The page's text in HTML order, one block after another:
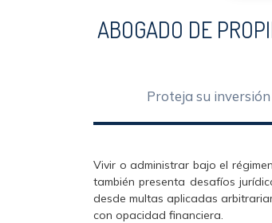
ABOGADO DE
Proteja su
Vivir o administrar bajo el
también presenta desafíos
desde multas aplicadas
con opacidad financiera.